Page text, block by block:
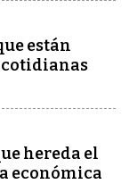
están
hereda el
económica